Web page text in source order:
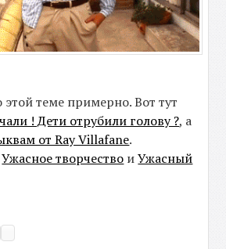
теме примерно. Вот тут
! Дети отрубили голову ?, а
от Ray Villafane.
Ужасное творчество иУжасный